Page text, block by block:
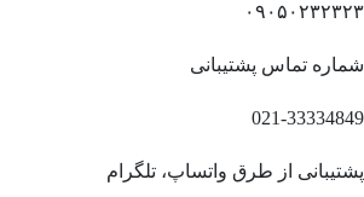
۰۹۰۵۰۲۳۲۳۲۳
شماره تماس پشتیبانی
021-33334849
پشتیبانی از طرق واتساپ، تلگرام